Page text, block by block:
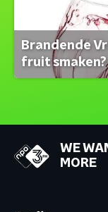
Brandende
fruit smaken?
WE
MORE